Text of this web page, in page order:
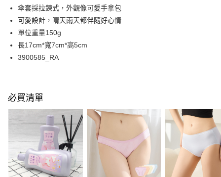
Apple Pay
悠遊付
Google Pay
全支付
AFTEE先享後付
相關說明
【關於「AFTEE先享後付」】
AFTEE先享後付是「在收到商品之後才付款」的支付方式。 讓您購物簡單
便利好安心！
１．簡單：不需註冊會員、不需綁卡、不需儲值。
２．便利：只要手機號碼，簡訊認證，即可結帳。
３．安心：先確認商品／服務後，再付款。
運送方式
全家取付
傘套採拉鍊式，外觀像可愛手拿包
可愛設計，晴天雨天都伴隨好心情
單位重量150g
長17cm*寬7cm*高5cm
3900585_RA
必買清單